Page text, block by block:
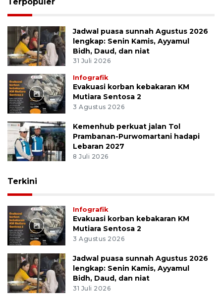
Jadwal puasa sunnah Agustus 2026
lengkap: Senin Kamis, Ayyamul
Bidh, Daud, dan niat
31 Juli 2026
Infografik
Evakuasi korban kebakaran KM
Mutiara Sentosa 2
3 Agustus 2026
Kemenhub perkuat jalan Tol
Prambanan-Purwomartani hadapi
Lebaran 2027
8 Juli 2026
Terkini
Infografik
Evakuasi korban kebakaran KM
Mutiara Sentosa 2
3 Agustus 2026
Jadwal puasa sunnah Agustus 2026
lengkap: Senin Kamis, Ayyamul
Bidh, Daud, dan niat
31 Juli 2026